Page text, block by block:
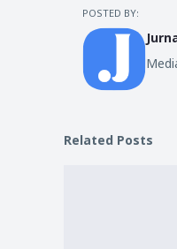
POSTED BY:
Related Posts